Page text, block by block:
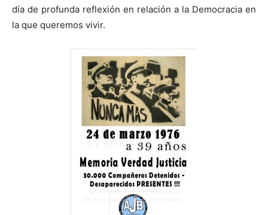
día de profunda reflexión en relación a la Democracia en
la que queremos vivir.